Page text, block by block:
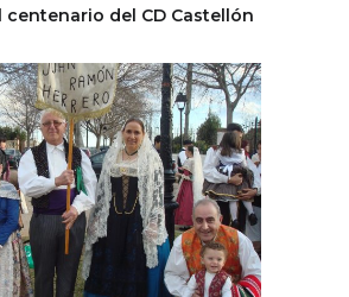
centenario del CD Castellón